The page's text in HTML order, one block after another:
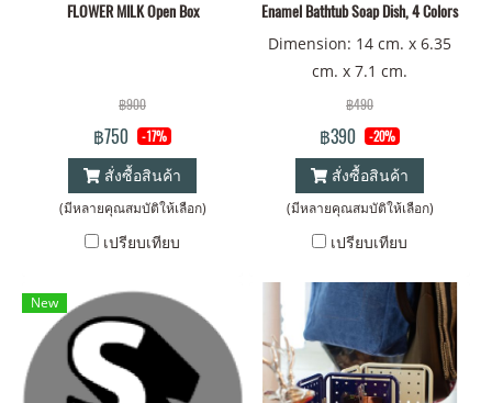
FLOWER MILK Open Box
฿900
฿750 -17%
สั่งซื้อสินค้า
(มีหลายคุณสมบัติให้เลือก)
เปรียบเทียบ
Enamel Bathtub Soap Dish, 4 Colors
Dimension: 14 cm. x 6.35
cm. x 7.1 cm.
฿490
฿390 -20%
สั่งซื้อสินค้า
(มีหลายคุณสมบัติให้เลือก)
เปรียบเทียบ
New